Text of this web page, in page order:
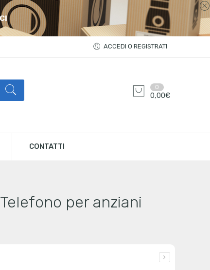
ACCEDI O REGISTRATI
0
0,00€
CONTATTI
per anziani